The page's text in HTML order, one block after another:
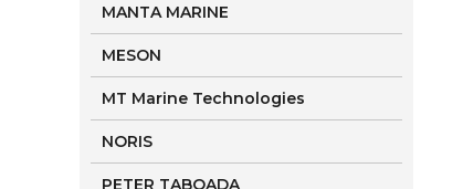
MANTA MARINE
MESON
MT Marine Technologies
NORIS
PETER TABOADA